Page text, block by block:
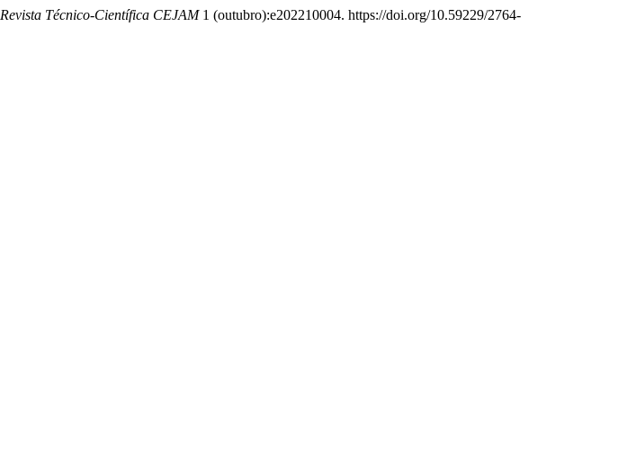
Revista Técnico-Científica CEJAM1 (outubro):e202210004. https://doi.org/10.59229/2764-